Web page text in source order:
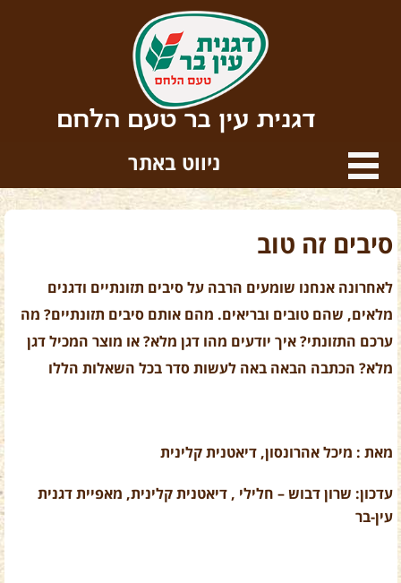
דגנית עין בר טעם הלחם
ניווט באתר
סיבים זה טוב
לאחרונה אנחנו שומעים הרבה על סיבים תזונתיים ודגנים
מלאים, שהם טובים ובריאים. מהם אותם סיבים תזונתיים? מה
ערכם התזונתי? איך יודעים מהו דגן מלא? או מוצר המכיל דגן
מלא? הכתבה הבאה באה לעשות סדר בכל השאלות הללו
מאת : מיכל אהרונסון, דיאטנית קלינית
עדכון: שרון דבוש – חלילי , דיאטנית קלינית, מאפיית דגנית
עין-בר